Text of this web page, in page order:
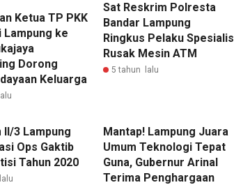
Ketua TP PKK
Lampung ke
Dorong
Keluarga
Sat Reskrim Polresta
Bandar Lampung
Ringkus Pelaku Spesialis
Rusak Mesin ATM
5 tahun lalu
II/3 Lampung
Ops Gaktib
Tahun 2020
Mantap! Lampung Juara
Umum Teknologi Tepat
Guna, Gubernur Arinal
Terima Penghargaan